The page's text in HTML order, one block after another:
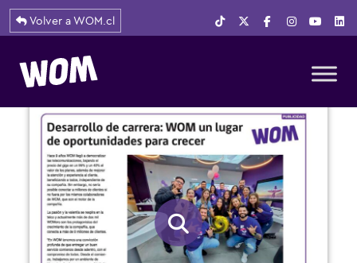
Volver a WOM.cl
Navegación principal